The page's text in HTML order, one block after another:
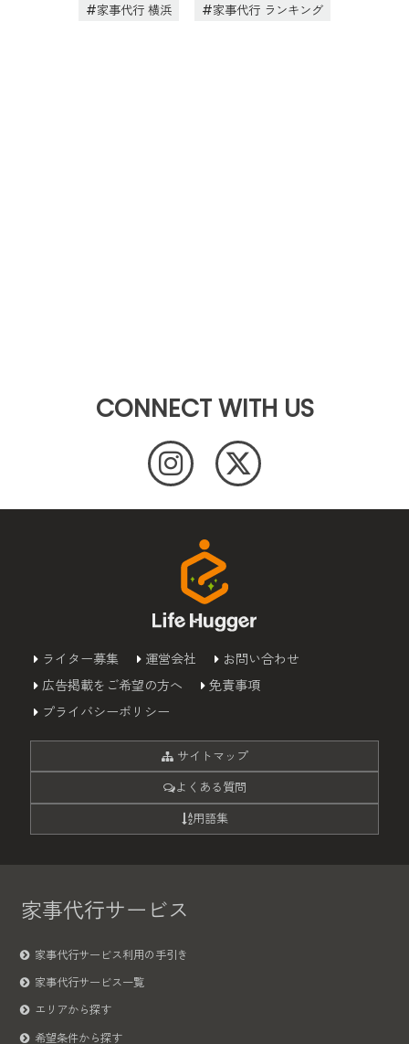
家事代行 横浜 家事代行 ランキング
CONNECT WITH US
ライター募集 運営会社
お問い合わせ
広告掲載をご希望の方へ
免責事項
プライバシーポリシー
サイトマップ
よくある質問
用語集
家事代行サービス
家事代行サービス利用の手引き
家事代行サービス一覧
エリアから探す
希望条件から探す